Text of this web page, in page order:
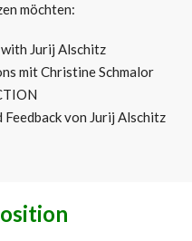
möchten:
Jurij Alschitz
mit Christine Schmalor
von Jurij Alschitz